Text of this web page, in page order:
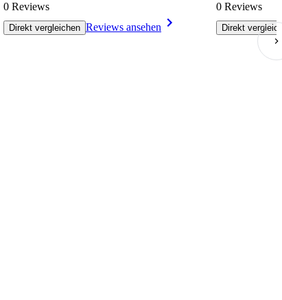
0 Reviews
Direkt vergleichen Reviews ansehen
0 Reviews
Direkt